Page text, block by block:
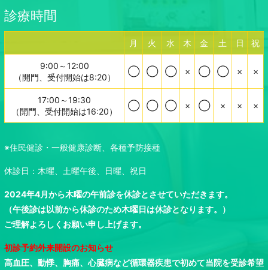
診療時間
月 火 水 木 金 土 日 祝
9:00～12:00
（開門、受付開始は8:20）
◯ ◯ ◯ × ◯ ◯ × ×
17:00～19:30
（開門、受付開始は16:20）
◯ ◯ ◯ × ◯ × × ×
※住民健診・一般健康診断、各種予防接種
休診日：木曜、土曜午後、日曜、祝日
2024年4月から木曜の午前診を休診とさせていただきます。
（午後診は以前から休診のため木曜日は休診となります。）
ご理解よろしくお願い申し上げます。
初診予約外来開設のお知らせ
高血圧、動悸、胸痛、心臓病など循環器疾患で初めて当院を受診希望